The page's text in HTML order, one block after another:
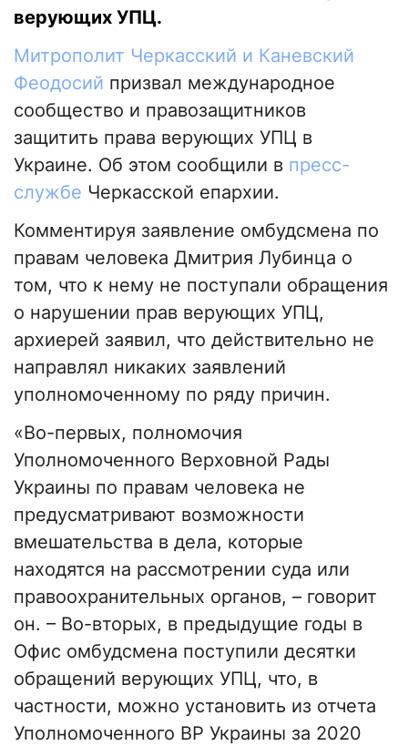
верующих УПЦ.
Митрополит Черкасский и Каневский
Феодосий призвал международное
сообщество и правозащитников
защитить права верующих УПЦ в
Украине. Об этом сообщили в пресс-
службе Черкасской епархии.
Комментируя заявление омбудсмена по
правам человека Дмитрия Лубинца о
том, что к нему не поступали обращения
о нарушении прав верующих УПЦ,
архиерей заявил, что действительно не
направлял никаких заявлений
уполномоченному по ряду причин.
«Во-первых, полномочия
Уполномоченного Верховной Рады
Украины по правам человека не
предусматривают возможности
вмешательства в дела, которые
находятся на рассмотрении суда или
правоохранительных органов, – говорит
он. – Во-вторых, в предыдущие годы в
Офис омбудсмена поступили десятки
обращений верующих УПЦ, что, в
частности, можно установить из отчета
Уполномоченного ВР Украины за 2020